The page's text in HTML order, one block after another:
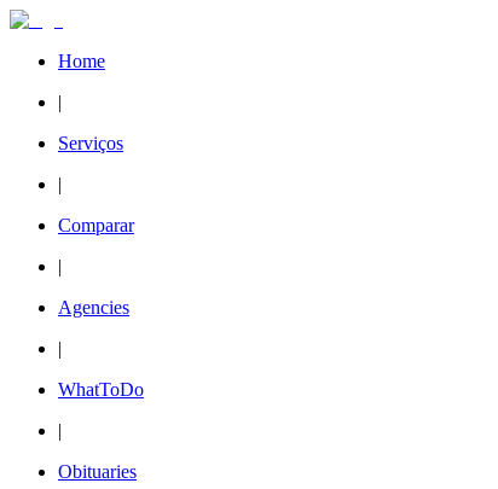
Home
|
Serviços
|
Comparar
|
Agencies
|
WhatToDo
|
Obituaries